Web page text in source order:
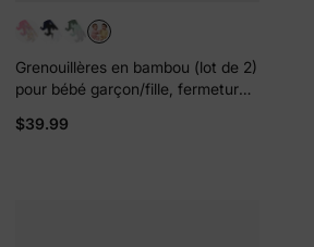
Grenouillères en bambou (lot de 2)
pour bébé garçon/fille, fermeture
longues, antidérapantes, jaune
$39.99